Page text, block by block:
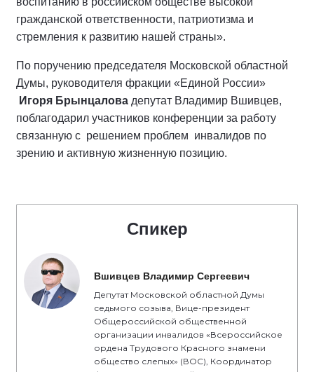
гражданской ответственности, патриотизма и
стремления к развитию нашей страны».
По поручению председателя Московской областной
Думы, руководителя фракции «Единой России»
Игоря Брынцалова депутат Владимир Вшивцев,
поблагодарил участников конференции за работу
связанную с решением проблем инвалидов по
зрению и активную жизненную позицию.
Спикер
Вшивцев Владимир Сергеевич
Депутат Московской областной Думы
седьмого созыва, Вице-президент
Общероссийской общественной
организации инвалидов «Всероссийское
ордена Трудового Красного знамени
общество слепых» (ВОС), Координатор